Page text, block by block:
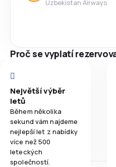
Uzbekistan Airways
Proč se vyplatí
Největší výběr
letů
Během několika
sekund vám najdeme
nejlepší let z nabídky
více než 500
leteckých
společností.